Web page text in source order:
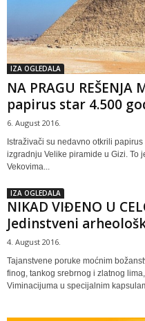
IZA OGLEDALA
NA PRAGU REŠENJA
papirus star 4.500
6. August 2016.
Istraživači su nedavno otkrili
izgradnju Velike piramide u Gizi. To
Vekovima...
IZA OGLEDALA
NIKAD VIĐENO U
Jedinstveni
4. August 2016.
Tajanstvene poruke moćnim
finog, tankog srebrnog i zlatnog
Viminacijuma u specijalnim